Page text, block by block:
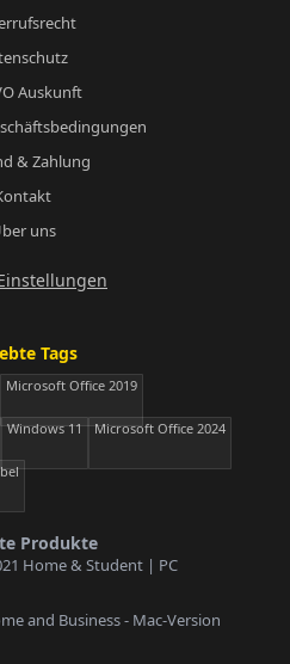
Auskunft
& Zahlung
uns
Tags
Microsoft Office 2019
Windows 11 Microsoft Office 2024
Produkte
Home & Student | PC
and Business - Mac-Version